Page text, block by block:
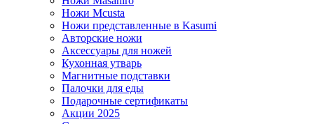
Ножи Mcusta
Ножи представленные в Kasumi
Авторские ножи
Аксессуары для ножей
Кухонная утварь
Магнитные подставки
Палочки для еды
Подарочные сертификаты
Акции 2025